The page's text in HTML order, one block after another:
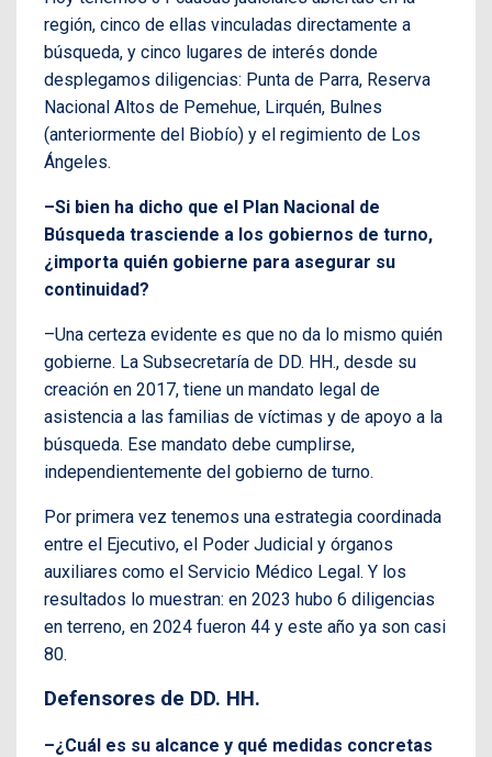
región, cinco de ellas vinculadas directamente a
búsqueda, y cinco lugares de interés donde
desplegamos diligencias: Punta de Parra, Reserva
Nacional Altos de Pemehue, Lirquén, Bulnes
(anteriormente del Biobío) y el regimiento de Los
Ángeles.
–Si bien ha dicho que el Plan Nacional de
Búsqueda trasciende a los gobiernos de turno,
¿importa quién gobierne para asegurar su
continuidad?
–Una certeza evidente es que no da lo mismo quién
gobierne. La Subsecretaría de DD. HH., desde su
creación en 2017, tiene un mandato legal de
asistencia a las familias de víctimas y de apoyo a la
búsqueda. Ese mandato debe cumplirse,
independientemente del gobierno de turno.
Por primera vez tenemos una estrategia coordinada
entre el Ejecutivo, el Poder Judicial y órganos
auxiliares como el Servicio Médico Legal. Y los
resultados lo muestran: en 2023 hubo 6 diligencias
en terreno, en 2024 fueron 44 y este año ya son casi
80.
Defensores de DD. HH.
–¿Cuál es su alcance y qué medidas concretas